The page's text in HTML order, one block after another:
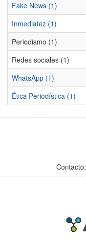
Fake News (1)
Inmediatez (1)
Periodismo (1)
Redes sociales (1)
WhatsApp (1)
Ética Periodística (1)
Contacto: